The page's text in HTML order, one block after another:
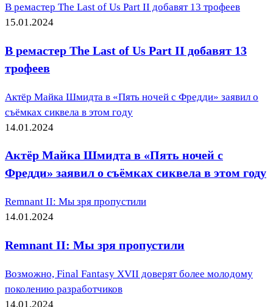
В ремастер The Last of Us Part II добавят 13 трофеев
15.01.2024
В ремастер The Last of Us Part II добавят 13
трофеев
Актёр Майка Шмидта в «Пять ночей с Фредди» заявил о
съёмках сиквела в этом году
14.01.2024
Актёр Майка Шмидта в «Пять ночей с
Фредди» заявил о съёмках сиквела в этом году
Remnant II: Мы зря пропустили
14.01.2024
Remnant II: Мы зря пропустили
Возможно, Final Fantasy XVII доверят более молодому
поколению разработчиков
14.01.2024